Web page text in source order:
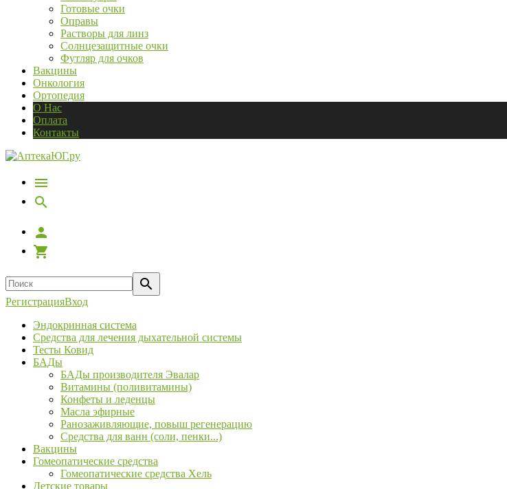
Готовые очки
Оправы
Растворы для линз
Солнцезащитные очки
Футляр для очков
Вакцины
Онкология
Ортопедия
О Нас
Оплата
Контакты
РегистрацияВход
Эндокринная система
Средства для лечения дыхательной системы
Тесты Ковид
БАДы
БАДы производителя Эвалар
Витамины (поливитамины)
Конфеты и леденцы
Масла эфирные
Ранозаживляющие, повыш регенерацию
Средства для ванн (соли, пенки...)
Вакцины
Гомеопатические средства
Гомеопатические средства Хель
Детские товары